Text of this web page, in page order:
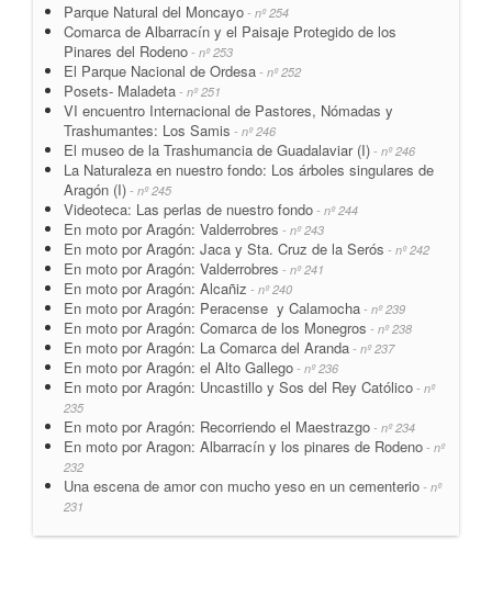
Parque Natural del Moncayo - nº 254
Comarca de Albarracín y el Paisaje Protegido de los
Pinares del Rodeno - nº 253
El Parque Nacional de Ordesa - nº 252
Posets- Maladeta - nº 251
VI encuentro Internacional de Pastores, Nómadas y
Trashumantes: Los Samis - nº 246
El museo de la Trashumancia de Guadalaviar (I) - nº 246
La Naturaleza en nuestro fondo: Los árboles singulares de
Aragón (I) - nº 245
Videoteca: Las perlas de nuestro fondo - nº 244
En moto por Aragón: Valderrobres - nº 243
En moto por Aragón: Jaca y Sta. Cruz de la Serós - nº 242
En moto por Aragón: Valderrobres - nº 241
En moto por Aragón: Alcañiz - nº 240
En moto por Aragón: Peracense y Calamocha - nº 239
En moto por Aragón: Comarca de los Monegros - nº 238
En moto por Aragón: La Comarca del Aranda - nº 237
En moto por Aragón: el Alto Gallego - nº 236
En moto por Aragón: Uncastillo y Sos del Rey Católico - nº
235
En moto por Aragón: Recorriendo el Maestrazgo - nº 234
En moto por Aragon: Albarracín y los pinares de Rodeno - nº
232
Una escena de amor con mucho yeso en un cementerio - nº
231